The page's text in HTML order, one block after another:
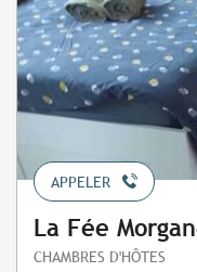
APPELER
La Fée
CHAMBRES D'HÔTES